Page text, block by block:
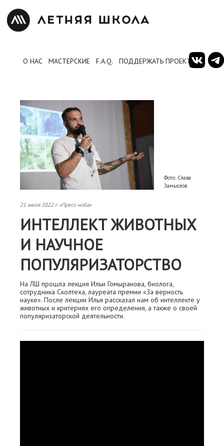
О НАС МАСТЕРСКИЕ F.A.Q. ПОДДЕРЖАТЬ ПРОЕКТ
Фото: Слава
Замыслов
21 июля 2022 г. «Пресс-изба»
ИНТЕЛЛЕКТ ЖИВОТНЫХ
И НАУЧНОЕ
ПОПУЛЯРИЗАТОРСТВО
На ЛШ прошла лекция Ильи Гомыранова, биолога,
сотрудника Сколтеха, лауреата премии «За верность
науке». После лекции Илья рассказал нам об интеллекте у
животных и критериях его определения, а также о своей
популяризаторской деятельности.